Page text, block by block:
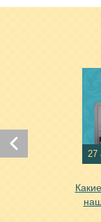
Хочу 27